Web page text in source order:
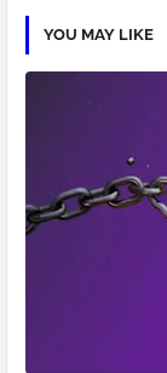
YOU MAY LIKE